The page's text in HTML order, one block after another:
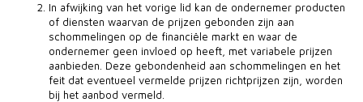
In afwijking van het vorige lid kan de ondernemer producten
of diensten waarvan de prijzen gebonden zijn aan
schommelingen op de financiële markt en waar de
ondernemer geen invloed op heeft, met variabele prijzen
aanbieden. Deze gebondenheid aan schommelingen en het
feit dat eventueel vermelde prijzen richtprijzen zijn, worden
bij het aanbod vermeld.